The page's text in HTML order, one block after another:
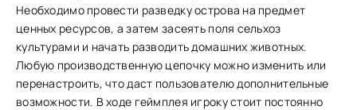
Необходимо провести разведку острова на предмет
ценных ресурсов, а затем засеять поля сельхоз
культурами и начать разводить домашних животных.
Любую производственную цепочку можно изменить или
перенастроить, что даст пользователю дополнительные
возможности. В ходе геймплея игроку стоит постоянно